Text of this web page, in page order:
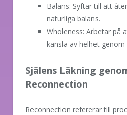
Balans: Syftar till att
naturliga balans.
Wholeness: Arbetar på
känsla av helhet
Själens Läkning
Reconnection
Reconnection refererar till